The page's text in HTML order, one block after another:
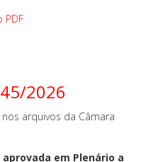
PDF
2026
arquivos da Câmara
aprovada em Plenário a